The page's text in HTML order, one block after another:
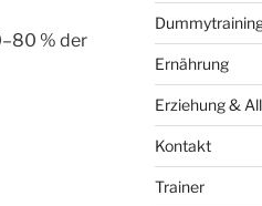
% der
Ernährung
Erziehung &
Kontakt
Trainer